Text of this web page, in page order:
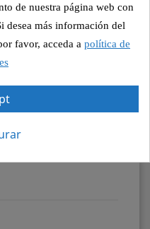
de nuestra página web con
desea más información del
favor, acceda a política de